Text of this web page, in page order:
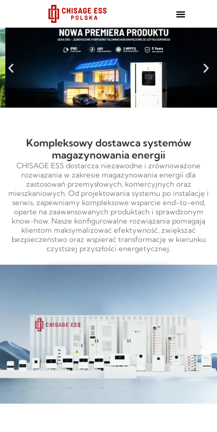
容
Kompleksowy dostawca systemów
magazynowania energii
CHISAGE ESS dostarcza niezawodne i zrównoważone
rozwiązania w zakresie magazynowania energii dla
zastosowań przemysłowych, komercyjnych oraz
mieszkaniowych. Od projektowania systemu po instalację i
serwis, zapewniamy kompleksowe wsparcie end-to-end,
oparte na zaawansowanych produktach i sprawdzonym
know-how. Nasze konfigurowalne rozwiązania pomagają
klientom maksymalizować efektywność, zwiększać
bezpieczeństwo oraz wspierać transformację w kierunku
czystszej przyszłości energetycznej.